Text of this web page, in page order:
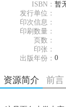
ISBN： 暂
发行单位：
印次信息：
印刷数量：
页数：
印张：
出版年份： 0
资源简介 前言